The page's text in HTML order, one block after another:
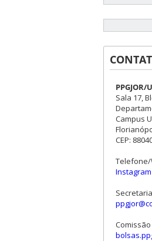
PPGJOR/
Sala 17,
Campus
CEP:
Telefone/
Instagram